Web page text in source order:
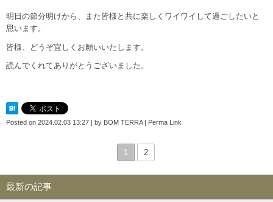
明日の節分明けから、また皆様と共に楽しくワイワイして過ごしたいと
思います。
皆様、どうぞ宜しくお願いいたします。
読んでくれてありがとうございました。
Posted on 2024.02.03 13:27 | by BOM TERRA| Perma Link
1 2
最新の記事